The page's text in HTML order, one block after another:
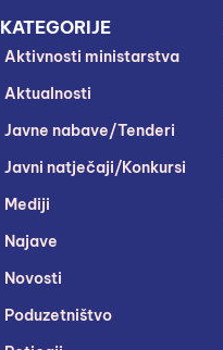
KATEGORIJE
Aktivnosti ministarstva
Aktualnosti
Javne nabave/Tenderi
Javni natječaji/Konkursi
Mediji
Najave
Novosti
Poduzetništvo